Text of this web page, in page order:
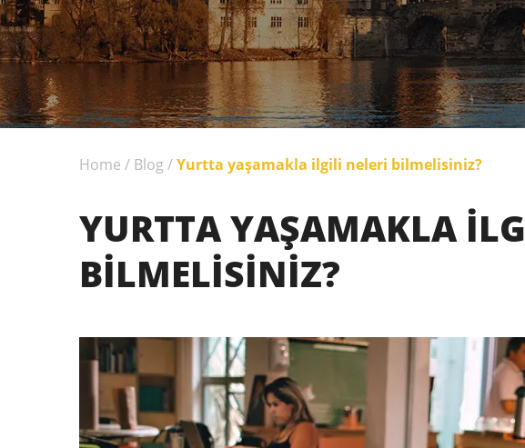
Home / Blog /Yurtta yaşamakla ilgili neleri bilmelisiniz?
YURTTA YAŞAMAKLA
BILMELISINIZ?